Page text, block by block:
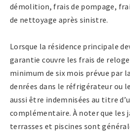
démolition, frais de pompage,
de nettoyage après sinistre.
Lorsque la résidence principale
garantie couvre les frais de
minimum de six mois prévue par
denrées dans le réfrigérateur ou
aussi être indemnisées au titre
complémentaire. À noter que les
terrasses et piscines sont